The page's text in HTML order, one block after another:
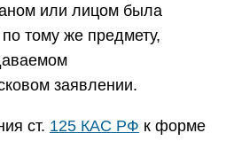
или лицом была
тому же предмету,
заявлении.
ст. 125 КАС РФ к форме